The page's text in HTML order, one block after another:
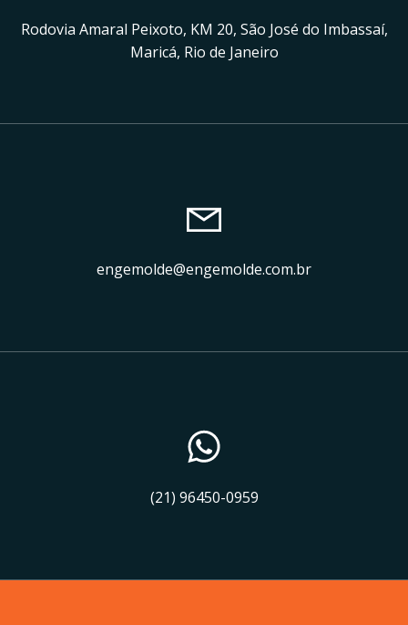
Rodovia Amaral Peixoto, KM 20, São José do Imbassaí,
Maricá, Rio de Janeiro
engemolde@engemolde.com.br
(21) 96450-0959